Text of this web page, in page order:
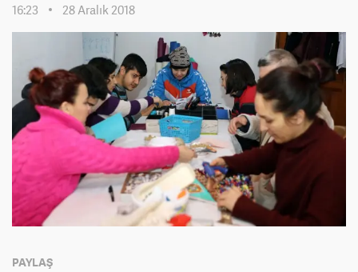
16:23 28 Aralık 2018
PAYLAŞ